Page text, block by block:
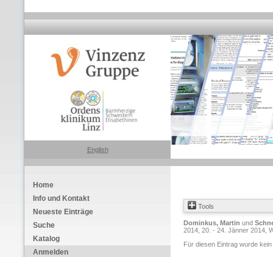
English
Home
Info und Kontakt
Neueste Einträge
Suche
Katalog
Anmelden
Tools
Dominkus, Martin und
2014, 20. - 24. Jänner 2014,
Für diesen Eintrag wurde